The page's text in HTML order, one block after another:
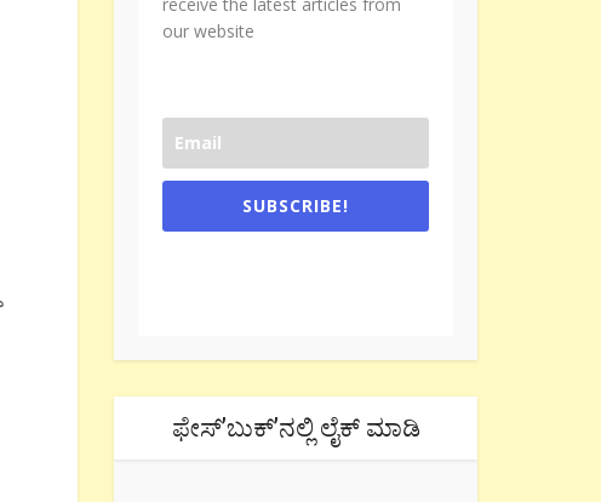
receive the latest articles from
our website
SUBSCRIBE!
ಫೇಸ್’ಬುಕ್’ನಲ್ಲಿ ಲೈಕ್ ಮಾಡಿ